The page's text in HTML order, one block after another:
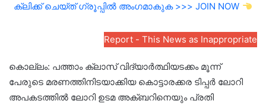
ക്ലിക്ക് ചെയ്ത് ഗ്രൂപ്പിൽ അംഗമാകുക >>> JOIN NOW
Report - This News as Inappropriate
കൊല്ലം: പത്താം ക്ലാസ് വിദ്യാർത്ഥിയടക്കം മൂന്ന്
പേരുടെ മരണത്തിനിടയാക്കിയ കൊട്ടാരക്കര ടിപ്പർ ലോറി
അപകടത്തിൽ ലോറി ഉടമ അക്ബറിനെയും പ്രതി